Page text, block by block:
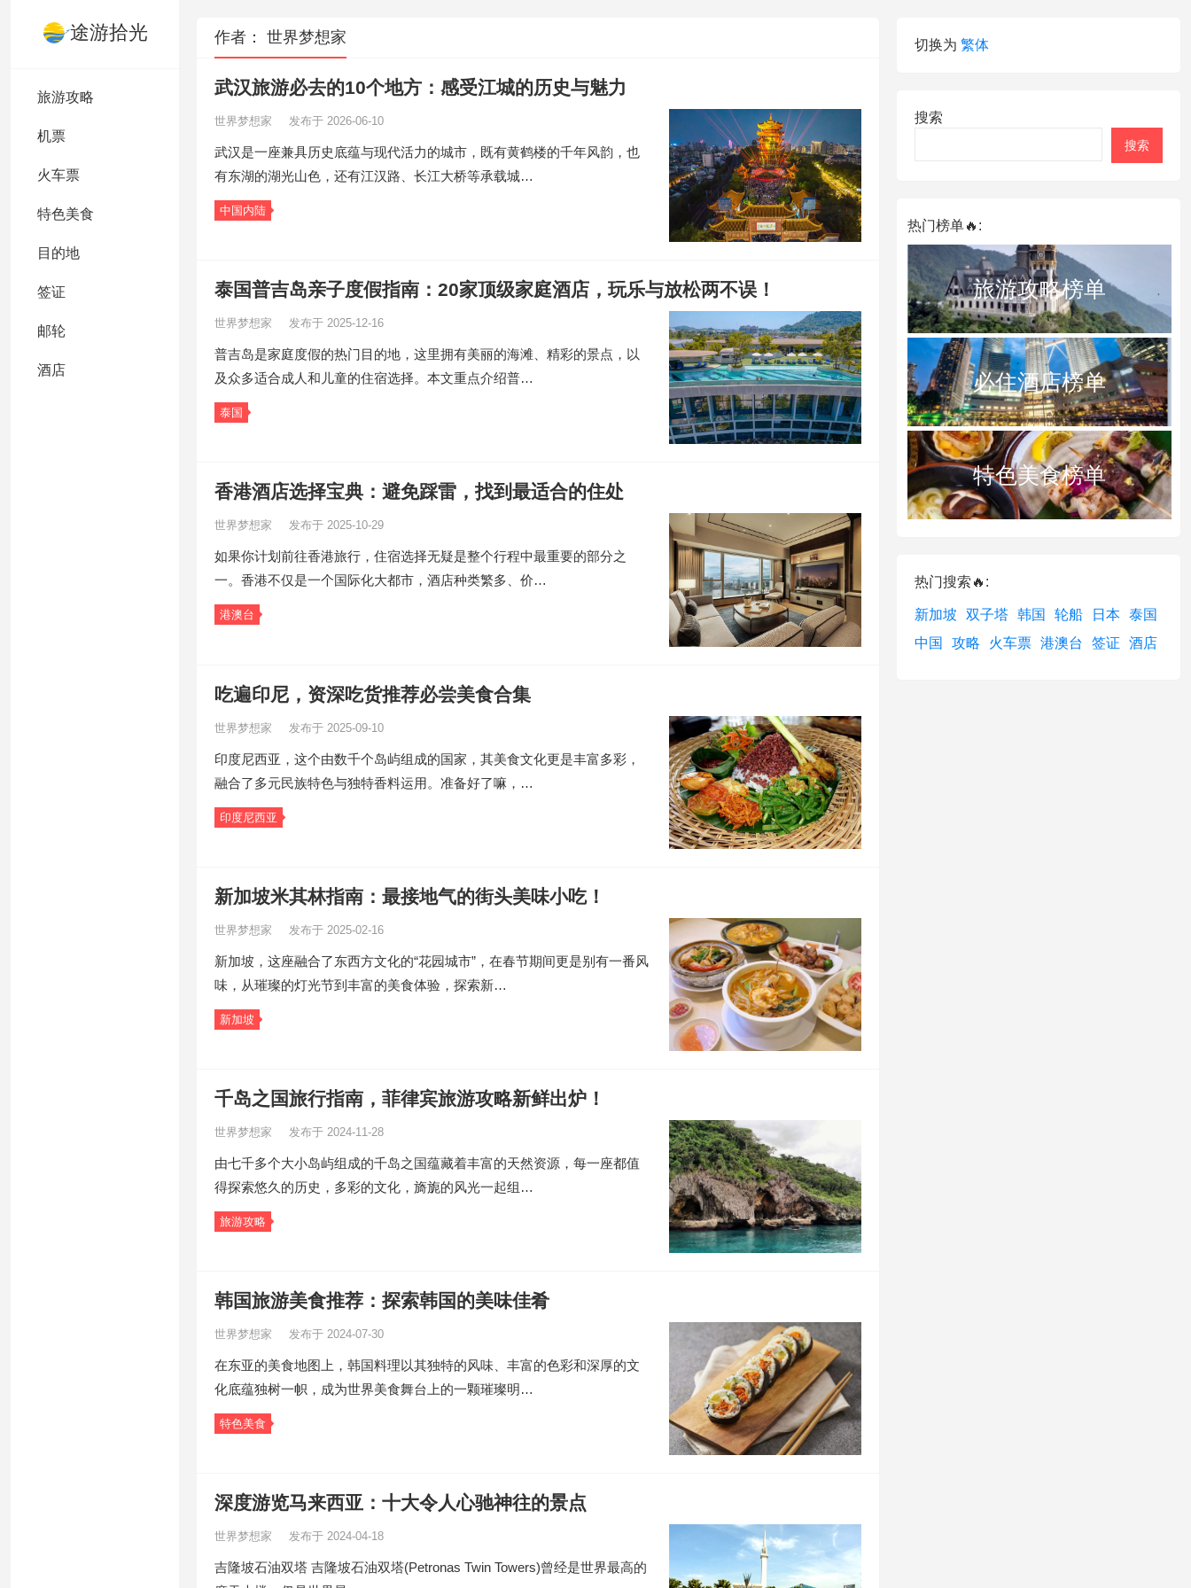
途游拾光
旅游攻略
机票
火车票
特色美食
目的地
签证
邮轮
酒店
作者： 世界梦想家
武汉旅游必去的10个地方：感受江城的历史与魅力
世界梦想家 发布于 2026-06-10
武汉是一座兼具历史底蕴与现代活力的城市，既有黄鹤楼的千年风韵，也
有东湖的湖光山色，还有江汉路、长江大桥等承载城…
中国内陆
泰国普吉岛亲子度假指南：20家顶级家庭酒店，玩乐与放松两不误！
世界梦想家 发布于 2025-12-16
普吉岛是家庭度假的热门目的地，这里拥有美丽的海滩、精彩的景点，以
及众多适合成人和儿童的住宿选择。本文重点介绍普…
泰国
香港酒店选择宝典：避免踩雷，找到最适合的住处
世界梦想家 发布于 2025-10-29
如果你计划前往香港旅行，住宿选择无疑是整个行程中最重要的部分之
一。香港不仅是一个国际化大都市，酒店种类繁多、价…
港澳台
吃遍印尼，资深吃货推荐必尝美食合集
世界梦想家 发布于 2025-09-10
印度尼西亚，这个由数千个岛屿组成的国家，其美食文化更是丰富多彩，
融合了多元民族特色与独特香料运用。准备好了嘛，…
印度尼西亚
新加坡米其林指南：最接地气的街头美味小吃！
世界梦想家 发布于 2025-02-16
新加坡，这座融合了东西方文化的“花园城市”，在春节期间更是别有一番风
味，从璀璨的灯光节到丰富的美食体验，探索新…
新加坡
千岛之国旅行指南，菲律宾旅游攻略新鲜出炉！
世界梦想家 发布于 2024-11-28
由七千多个大小岛屿组成的千岛之国蕴藏着丰富的天然资源，每一座都值
得探索悠久的历史，多彩的文化，旖旎的风光一起组…
旅游攻略
韩国旅游美食推荐：探索韩国的美味佳肴
世界梦想家 发布于 2024-07-30
在东亚的美食地图上，韩国料理以其独特的风味、丰富的色彩和深厚的文
化底蕴独树一帜，成为世界美食舞台上的一颗璀璨明…
特色美食
深度游览马来西亚：十大令人心驰神往的景点
世界梦想家 发布于 2024-04-18
吉隆坡石油双塔 吉隆坡石油双塔(Petronas Twin Towers)曾经是世界最高的
切换为 繁体
搜索
搜索
热门榜单🔥:
旅游攻略榜单
必住酒店榜单
特色美食榜单
热门搜索🔥:
新加坡 双子塔 韩国 轮船 日本 泰国
中国
攻略 火车票 港澳台 签证 酒店